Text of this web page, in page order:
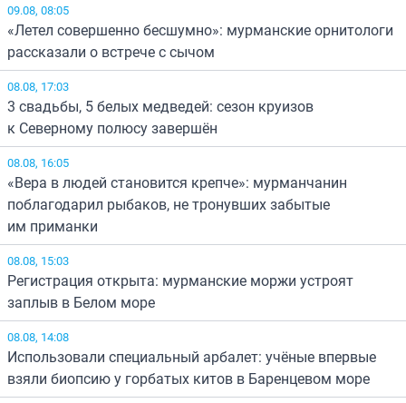
09.08, 08:05
«Летел совершенно бесшумно»: мурманские орнитологи
рассказали о встрече с сычом
08.08, 17:03
3 свадьбы, 5 белых медведей: сезон круизов
к Северному полюсу завершён
08.08, 16:05
«Вера в людей становится крепче»: мурманчанин
поблагодарил рыбаков, не тронувших забытые
им приманки
08.08, 15:03
Регистрация открыта: мурманские моржи устроят
заплыв в Белом море
08.08, 14:08
Использовали специальный арбалет: учёные впервые
взяли биопсию у горбатых китов в Баренцевом море